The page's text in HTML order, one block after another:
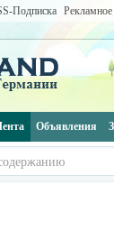
Подписка Рекламное
Объявления